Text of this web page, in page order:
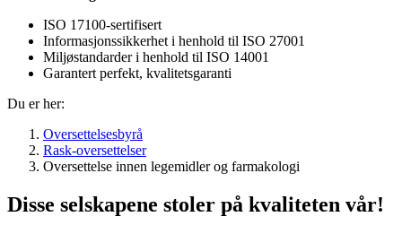
ISO 17100-sertifisert
Informasjonssikkerhet i henhold til ISO 27001
Miljøstandarder i henhold til ISO 14001
Garantert perfekt, kvalitetsgaranti
Du er her:
Oversettelsesbyrå
Rask-oversettelser
Oversettelse innen legemidler og farmakologi
Disse selskapene stoler på kvaliteten vår!